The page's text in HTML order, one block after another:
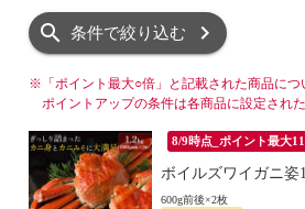
条件で絞り込む
※ 「ポイント最大○倍」と記載された商品に
ポイントアップの条件は各商品に設定され
8/9時点_ポイント最大
ボイルズワイガニ姿
600g前後×2枚